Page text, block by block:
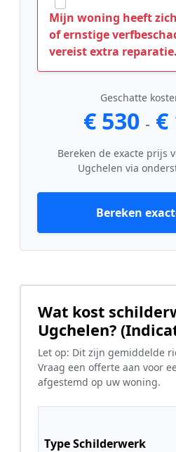
Mijn woning heeft
of ernstige
vereist extra reparatie.
Geschatte
€ 530 - €
Bereken de exacte prijs
Ugchelen via
Bereken
Wat kost
Ugchelen?
Let op: Dit zijn gemiddelde
Vraag een offerte aan voor
afgestemd op uw woning.
Type Schilderwerk